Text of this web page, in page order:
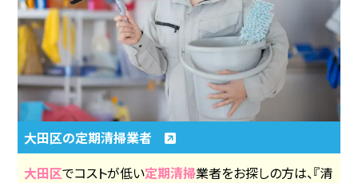
大田区の定期清掃業者
大田区でコストが低い定期清掃業者をお探しの方は、『清